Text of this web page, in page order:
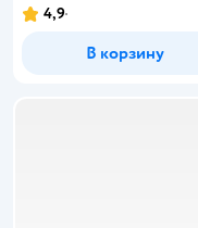
4,9
В корзину